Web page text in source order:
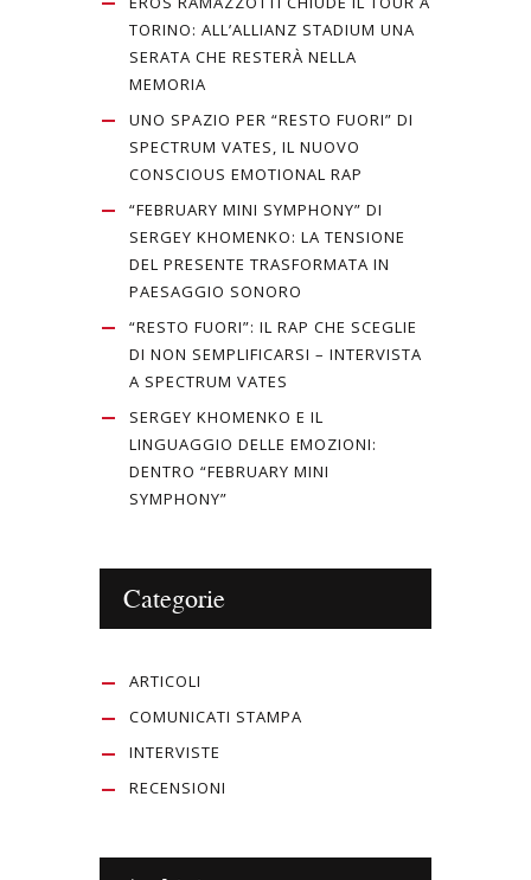
TORINO: ALL’ALLIANZ STADIUM UNA
SERATA CHE RESTERÀ NELLA
MEMORIA
UNO SPAZIO PER “RESTO FUORI” DI
SPECTRUM VATES, IL NUOVO
CONSCIOUS EMOTIONAL RAP
“FEBRUARY MINI SYMPHONY” DI
SERGEY KHOMENKO: LA TENSIONE
DEL PRESENTE TRASFORMATA IN
PAESAGGIO SONORO
“RESTO FUORI”: IL RAP CHE SCEGLIE
DI NON SEMPLIFICARSI – INTERVISTA
A SPECTRUM VATES
SERGEY KHOMENKO E IL
LINGUAGGIO DELLE EMOZIONI:
DENTRO “FEBRUARY MINI
SYMPHONY”
Categorie
ARTICOLI
COMUNICATI STAMPA
INTERVISTE
RECENSIONI